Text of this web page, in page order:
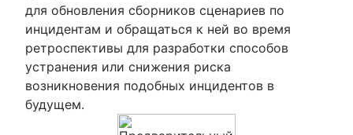
для обновления сборников сценариев по
инцидентам и обращаться к ней во время
ретроспективы для разработки способов
устранения или снижения риска
возникновения подобных инцидентов в
будущем.